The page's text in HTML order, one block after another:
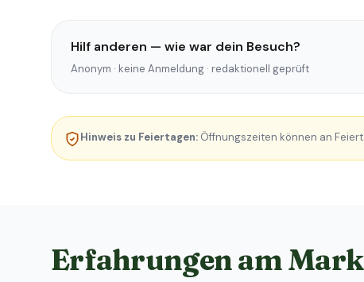
Hilf anderen — wie war dein Besuch?
Anonym · keine Anmeldung · redaktionell geprüft
Hinweis zu Feiertagen: Öffnungszeiten können an
Erfahrungen am